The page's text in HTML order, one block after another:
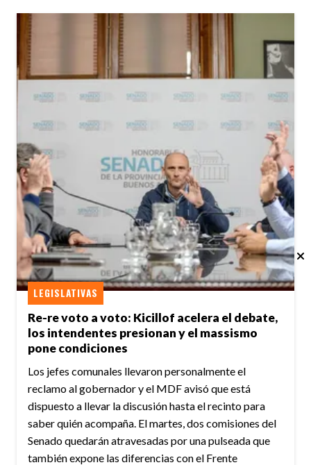
Re-re voto a voto: Kicillof acelera el debate,
los intendentes presionan y el massismo
pone condiciones
LEGISLATIVAS
Los jefes comunales llevaron personalmente el
reclamo al gobernador y el MDF avisó que está
dispuesto a llevar la discusión hasta el recinto para
saber quién acompaña. El martes, dos comisiones del
Senado quedarán atravesadas por una pulseada que
también expone las diferencias con el Frente